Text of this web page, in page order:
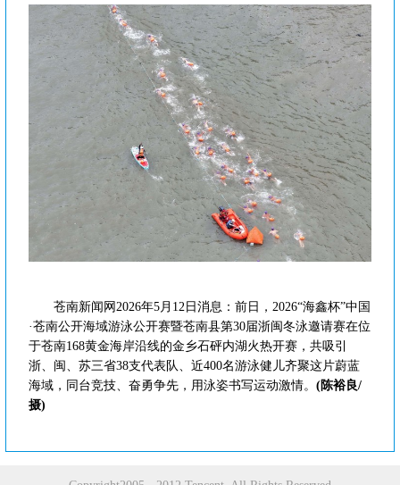
苍南新闻网2026年5月12日消息：前日，2026“海鑫杯”中国
·苍南公开海域游泳公开赛暨苍南县第30届浙闽冬泳邀请赛在位
于苍南168黄金海岸沿线的金乡石砰内湖火热开赛，共吸引
浙、闽、苏三省38支代表队、近400名游泳健儿齐聚这片蔚蓝
海域，同台竞技、奋勇争先，用泳姿书写运动激情。(陈裕良/
摄)